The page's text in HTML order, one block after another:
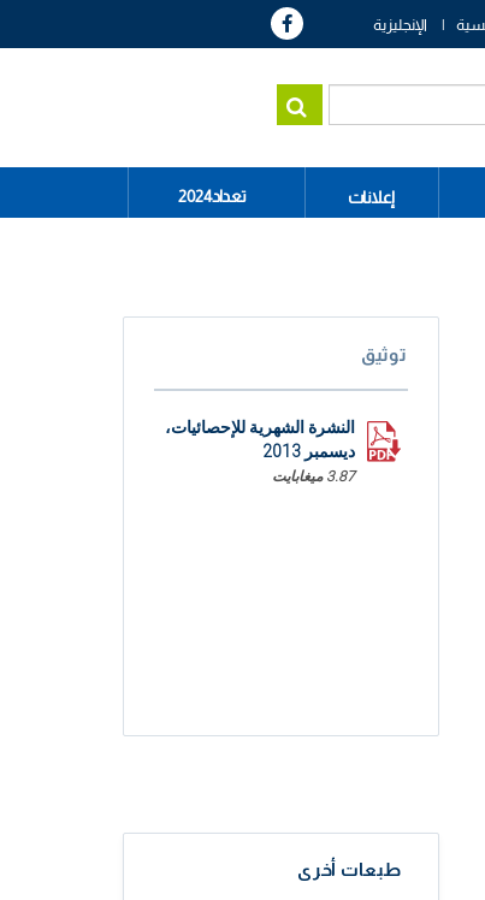
الإنجليزية
إعلانات تعداد2024
توثيق
النشرة الشهرية للإحصائيات،
ديسمبر 2013
3.87 ميغابايت
طبعات أخرى